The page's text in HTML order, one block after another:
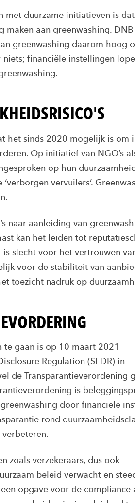
met duurzame initiatieven is
maken aan greenwashing.
greenwashing daarom hoog
financiële instellingen
het sinds 2020 mogelijk is om
Op initiatief van NGO’s
op hun
vervuilers’.
naar aanleiding van
kan het leiden tot
slecht voor het vertrouwen
voor de stabiliteit van
toezicht nadruk op
te gaan is op 10 maart 2021
Regulation (SFDR) in
de Transparantieverordening
is
door financiële
rond
zoals verzekeraars, dus ook
beleid verwacht en
opgave voor de compliance